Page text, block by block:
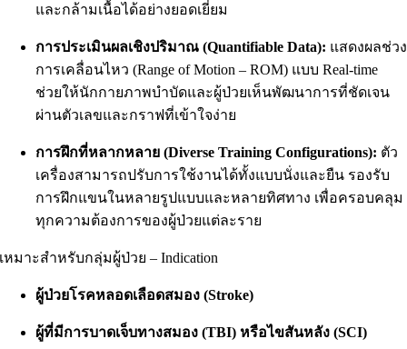
และกล้ามเนื้อได้อย่างยอดเยี่ยม
การประเมินผลเชิงปริมาณ (Quantifiable Data): แสดงผลช่วง
การเคลื่อนไหว (Range of Motion – ROM) แบบ Real-time
ช่วยให้นักกายภาพบำบัดและผู้ป่วยเห็นพัฒนาการที่ชัดเจน
ผ่านตัวเลขและกราฟที่เข้าใจง่าย
การฝึกที่หลากหลาย (Diverse Training Configurations): ตัว
เครื่องสามารถปรับการใช้งานได้ทั้งแบบนั่งและยืน รองรับ
การฝึกแขนในหลายรูปแบบและหลายทิศทาง เพื่อครอบคลุม
ทุกความต้องการของผู้ป่วยแต่ละราย
เหมาะสำหรับกลุ่มผู้ป่วย – Indication
ผู้ป่วยโรคหลอดเลือดสมอง (Stroke)
ผู้ที่มีการบาดเจ็บทางสมอง (TBI) หรือไขสันหลัง (SCI)